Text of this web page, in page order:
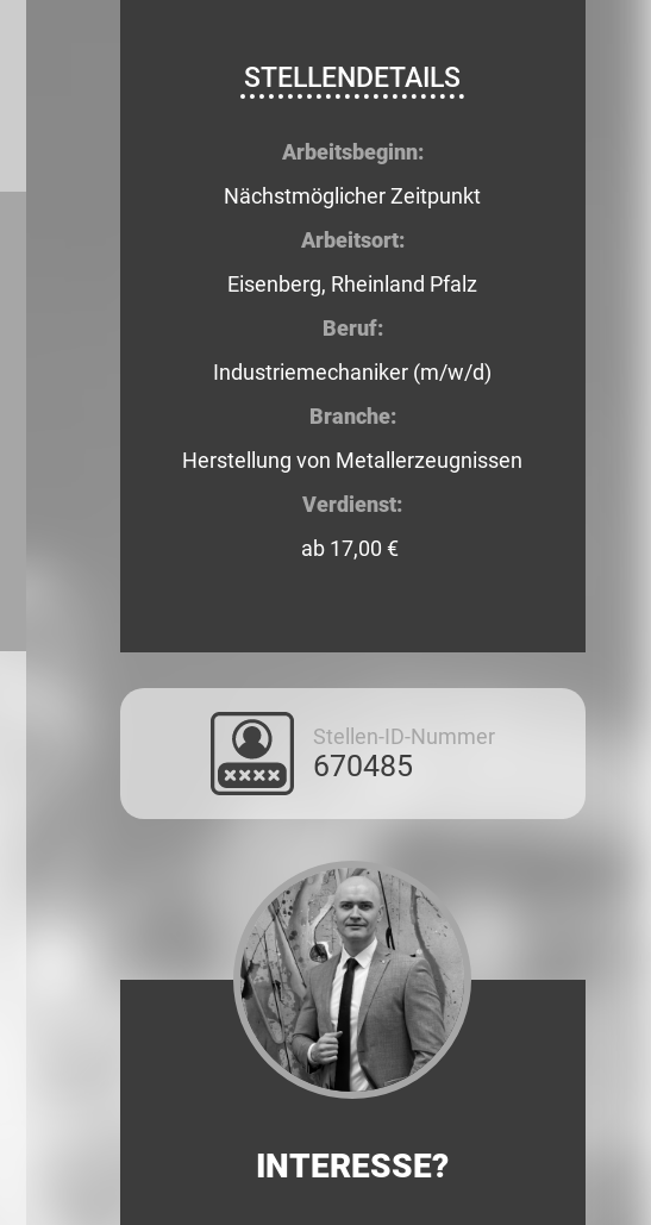
STELLENDETAILS
Arbeitsbeginn:
Nächstmöglicher Zeitpunkt
Arbeitsort:
Eisenberg, Rheinland Pfalz
Beruf:
Industriemechaniker (m/w/d)
Branche:
Herstellung von Metallerzeugnissen
Verdienst:
ab 17,00 €
Stellen-ID-Nummer
670485
INTERESSE?